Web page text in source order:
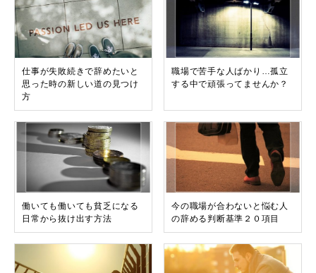
仕事が失敗続きで辞めたいと
思った時の新しい道の見つけ
方
職場で苦手な人ばかり…孤立
する中で頑張ってませんか？
働いても働いても貧乏になる
日常から抜け出す方法
今の職場が合わないと悩む人
の辞める判断基準２０項目